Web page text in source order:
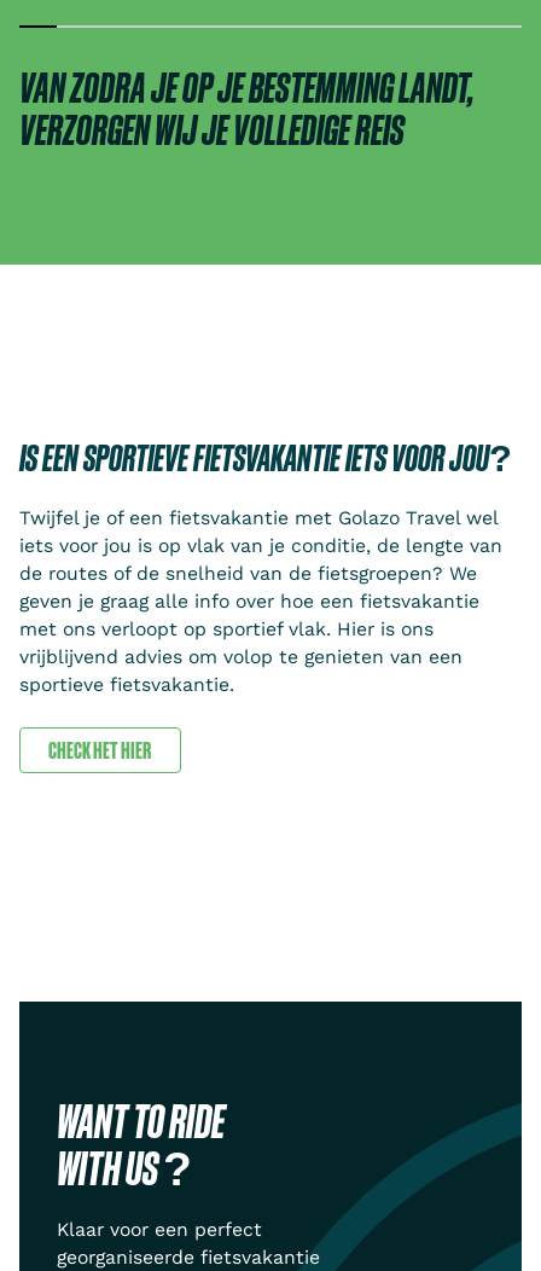
VAN ZODRA JE OP JE BESTEMMING LANDT,
VERZORGEN WIJ JE VOLLEDIGE REIS
IS EEN SPORTIEVE FIETSVAKANTIE IETS VOOR JOU?
Twijfel je of een fietsvakantie met Golazo Travel wel
iets voor jou is op vlak van je conditie, de lengte van
de routes of de snelheid van de fietsgroepen? We
geven je graag alle info over hoe een fietsvakantie
met ons verloopt op sportief vlak. Hier is ons
vrijblijvend advies om volop te genieten van een
sportieve fietsvakantie.
CHECK HET HIER
WANT TO RIDE
WITH US ?
Klaar voor een perfect
georganiseerde fietsvakantie